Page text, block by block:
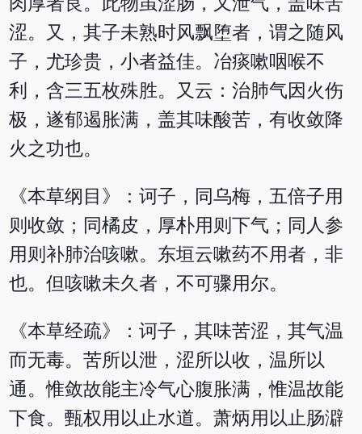
涩。又，其子未熟时风飘堕者，谓之随风
子，尤珍贵，小者益佳。冶痰嗽咽喉不
利，含三五枚殊胜。又云：治肺气因火伤
极，遂郁遏胀满，盖其味酸苦，有收敛降
火之功也。
《本草纲目》：诃子，同乌梅，五倍子用
则收敛；同橘皮，厚朴用则下气；同人参
用则补肺治咳嗽。东垣云嗽药不用者，非
也。但咳嗽未久者，不可骤用尔。
《本草经疏》：诃子，其味苦涩，其气温
而无毒。苦所以泄，涩所以收，温所以
通。惟敛故能主冷气心腹胀满，惟温故能
下食。甄权用以止水道。萧炳用以止肠澼